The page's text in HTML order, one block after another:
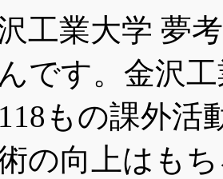
工業大学 夢
です。金沢
もの課外活
の向上はも